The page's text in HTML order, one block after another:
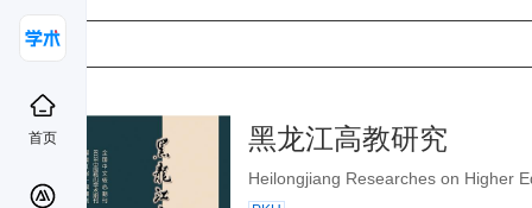
首页 黑龙江高教研究
Heilongjiang Researches on Higher